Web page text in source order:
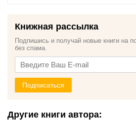
Книжная рассылка
Подпишись и получай новые книги на
без спама.
Подписаться
Другие книги автора: